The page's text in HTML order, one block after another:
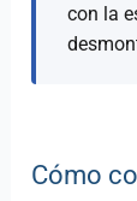
con la
Cómo